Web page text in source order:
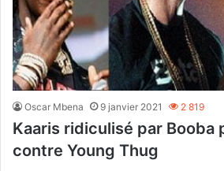
Oscar Mbena 9 janvier 2021 2 819
Kaaris ridiculisé par Booba
contre Young Thug